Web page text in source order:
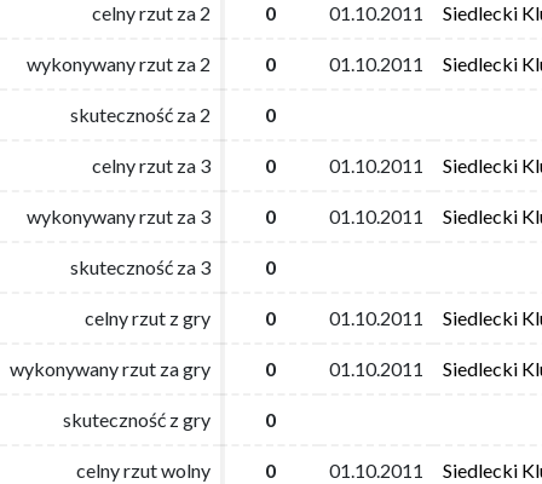
celny rzut za 2 0 01.10.2011 Siedlecki
wykonywany rzut za 2 0 01.10.2011 Siedlecki
skuteczność za 2 0
celny rzut za 3 0 01.10.2011 Siedlecki
wykonywany rzut za 3 0 01.10.2011 Siedlecki
skuteczność za 3 0
celny rzut z gry 0 01.10.2011 Siedlecki
wykonywany rzut za gry 0 01.10.2011 Siedlecki
skuteczność z gry 0
celny rzut wolny 0 01.10.2011 Siedlecki
celny rzut za 2 0 01.10.2011 Siedlecki
wykonywany rzut za 2 0 01.10.2011 Siedlecki
skuteczność za 2 0
celny rzut za 3 0 01.10.2011 Siedlecki
wykonywany rzut za 3 0 01.10.2011 Siedlecki
skuteczność za 3 0
celny rzut z gry 0 01.10.2011 Siedlecki
wykonywany rzut za gry 0 01.10.2011 Siedlecki
skuteczność z gry 0
celny rzut wolny 0 01.10.2011 Siedlecki